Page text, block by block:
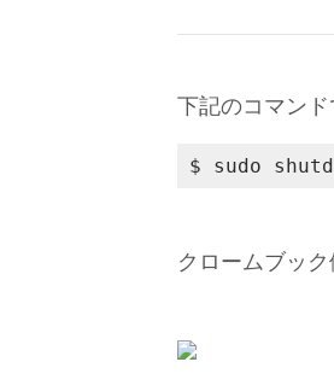
下記のコマンド
$ sudo
クロームブッ